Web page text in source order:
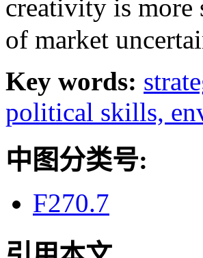
creativity is more
of market
Key words:
political skills,
中图分类号:
F270.7